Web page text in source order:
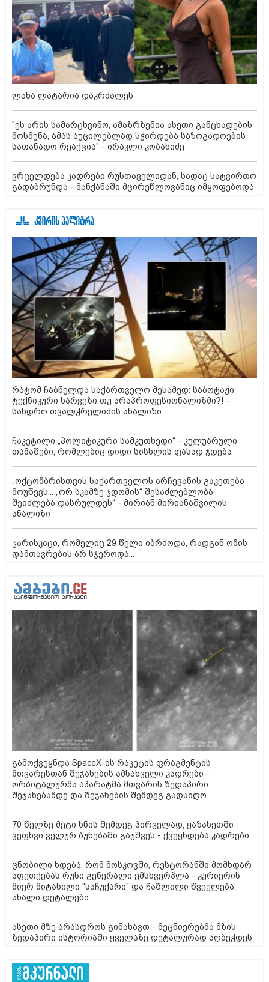
ლანა ლატარია დაკრძალეს
"ეს არის სამარცხვინო, ამაზრზენია ასეთი განცხადების
მოსმენა, ამას აუცილებლად სჭირდება საზოგადოების
სათანადო რეაქცია" - ირაკლი კობახიძე
ვრცელდება კადრები რუსთაველიდან, სადაც სატვირთო
გადაბრუნდა - მანქანაში მცირეწლოვანიც იმყოფებოდა
რატომ ჩაბნელდა საქართველო მესამედ: საბოტაჟი,
ტექნიკური ხარვეზი თუ არაპროფესიონალიზმი?! -
სანდრო თვალჭრელიძის ანალიზი
ჩაკეტილი „პოლიტიკური სამკუთხედი“ - კულუარული
თამაშები, რომლებიც დიდი სისხლის ფასად ჯდება
„ოქტომბრისთვის საქართველოს არჩევანის გაკეთება
მოუწევს... „ორ სკამზე ჯდომის“ შესაძლებლობა
შეიძლება დასრულდეს“ - მირიან მირიანაშვილის
ანალიზი
ჯარისკაცი, რომელიც 29 წელი იბრძოდა, რადგან ომის
დამთავრების არ სჯეროდა...
გამოქვეყნდა SpaceX-ის რაკეტის ფრაგმენტის
მთვარესთან შეჯახების ამსახველი კადრები -
ორბიტალურმა აპარატმა მთვარის ზედაპირი
შეჯახებამდე და შეჯახების შემდეგ გადაიღო
70 წელზე მეტი ხნის შემდეგ პირველად, ყაზახეთში
ვეფხვი ველურ ბუნებაში გაუშვეს - ქვეყნდება კადრები
ცნობილი ხდება, რომ მოსკოვში, რესტორანში მომხდარ
აფეთქებას რუსი გენერალი ემსხვერპლა - კურიერის
მიერ მიტანილი "საჩუქარი" და ჩაშლილი წვეულება:
ახალი დეტალები
ასეთი მზე არასდროს გინახავთ - მეცნიერებმა მზის
ზედაპირი ისტორიაში ყველაზე დეტალურად აღბეჭდეს